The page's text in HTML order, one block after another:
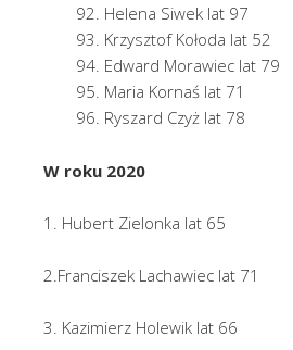
Helena Siwek lat 97
Krzysztof Kołoda lat 52
Edward Morawiec lat 79
Maria Kornaś lat 71
Ryszard Czyż lat 78
W roku 2020
1. Hubert Zielonka lat 65
2.Franciszek Lachawiec lat 71
3. Kazimierz Holewik lat 66